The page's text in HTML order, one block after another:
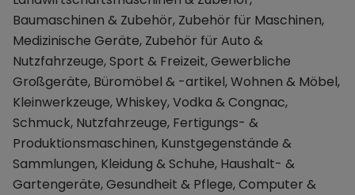
Baumaschinen & Zubehör, Zubehör für Maschinen,
Medizinische Geräte, Zubehör für Auto &
Nutzfahrzeuge, Sport & Freizeit, Gewerbliche
Großgeräte, Büromöbel & -artikel, Wohnen & Möbel,
Kleinwerkzeuge, Whiskey, Vodka & Congnac,
Schmuck, Nutzfahrzeuge, Fertigungs- &
Produktionsmaschinen, Kunstgegenstände &
Sammlungen, Kleidung & Schuhe, Haushalt- &
Gartengeräte, Gesundheit & Pflege, Computer &